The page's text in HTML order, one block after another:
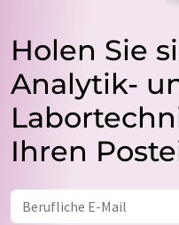
Holen Sie
Analytik-
Ihren